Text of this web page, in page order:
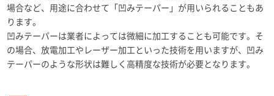
場合など、用途に合わせて「凹みテーパー」が用いられることもあ
ります。
凹みテーパーは業者によっては微細に加工することも可能です。そ
の場合、放電加工やレーザー加工といった技術を用いますが、凹み
テーパーのような形状は難しく高精度な技術が必要となります。